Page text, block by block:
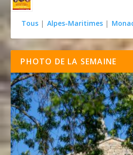
Tous | Alpes-Maritimes |
PHOTO DE LA SEMAINE